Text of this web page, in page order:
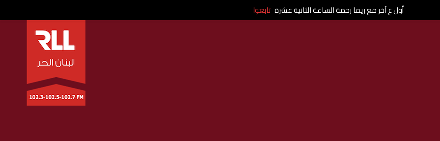
أول ع آخر مع ريما رحمة الساعة الثانية عشرة تابعوا